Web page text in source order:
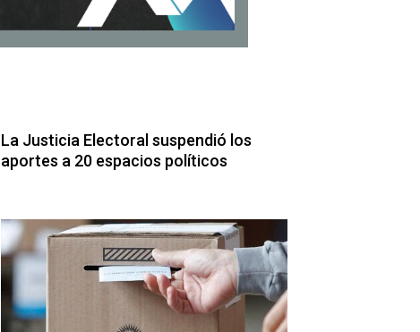
La Justicia Electoral suspendió los
aportes a 20 espacios políticos